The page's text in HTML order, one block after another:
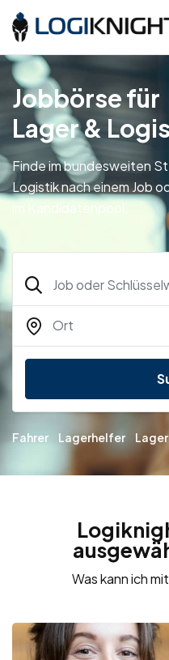
Jobbörse für
Lager &
Finde im bundesweiten
Logistik nach einem Job
im Kandidatenpool.
Fahrer Lagerhelfer
Was kann ich